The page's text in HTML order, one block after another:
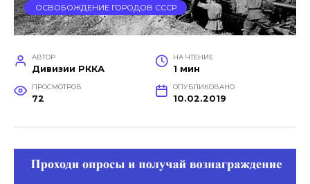
ОСВОБОЖДЕНИЕ ГОРОДОВ СССР
АВТОР
Дивизии РККА
НА ЧТЕНИЕ
1 мин
ПРОСМОТРОВ
72
ОПУБЛИКОВАНО
10.02.2019